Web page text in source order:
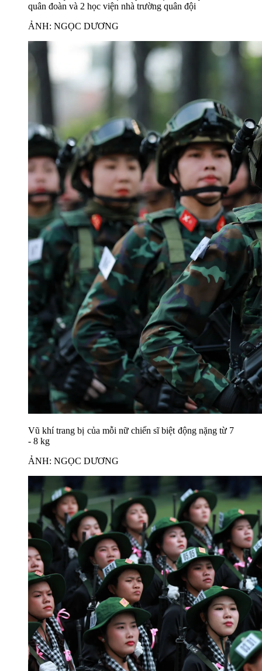
quân đoàn và 2 học viện nhà trường quân đội
ẢNH: NGỌC DƯƠNG
Vũ khí trang bị của mỗi nữ chiến sĩ biệt động nặng từ 7
- 8 kg
ẢNH: NGỌC DƯƠNG